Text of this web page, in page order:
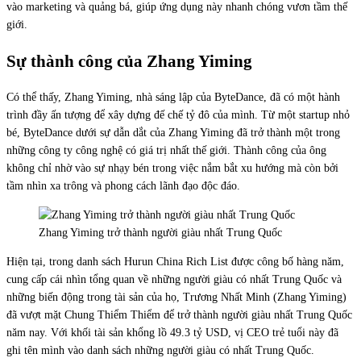
vào marketing và quảng bá, giúp ứng dụng này nhanh chóng vươn tầm thế
giới.
Sự thành công của Zhang Yiming
Có thể thấy, Zhang Yiming, nhà sáng lập của ByteDance, đã có một hành
trình đầy ấn tượng để xây dựng đế chế tỷ đô của mình. Từ một startup nhỏ
bé, ByteDance dưới sự dẫn dắt của Zhang Yiming đã trở thành một trong
những công ty công nghệ có giá trị nhất thế giới. Thành công của ông
không chỉ nhờ vào sự nhạy bén trong việc nắm bắt xu hướng mà còn bởi
tầm nhìn xa trông và phong cách lãnh đạo độc đáo.
Zhang Yiming trở thành người giàu nhất Trung Quốc
Hiện tại, trong danh sách Hurun China Rich List được công bố hàng năm,
cung cấp cái nhìn tổng quan về những người giàu có nhất Trung Quốc và
những biến động trong tài sản của họ, Trương Nhất Minh (Zhang Yiming)
đã vượt mặt Chung Thiểm Thiểm để trở thành người giàu nhất Trung Quốc
năm nay. Với khối tài sản khổng lồ 49.3 tỷ USD, vị CEO trẻ tuổi này đã
ghi tên mình vào danh sách những người giàu có nhất Trung Quốc.